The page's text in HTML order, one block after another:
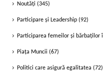
Noutăți (345)
Participare și Leadership (92)
Participarea femeilor și bărbaților
Piața Muncii (67)
Politici care asigură egalitatea (72)